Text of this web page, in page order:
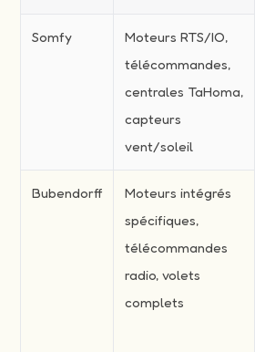
Somfy
Moteurs RTS/IO,
télécommandes,
centrales TaHoma,
capteurs
vent/soleil
Bubendorff
Moteurs intégrés
spécifiques,
télécommandes
radio, volets
complets